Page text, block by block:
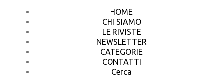
HOME
CHI SIAMO
LE RIVISTE
NEWSLETTER
CATEGORIE
CONTATTI
Cerca